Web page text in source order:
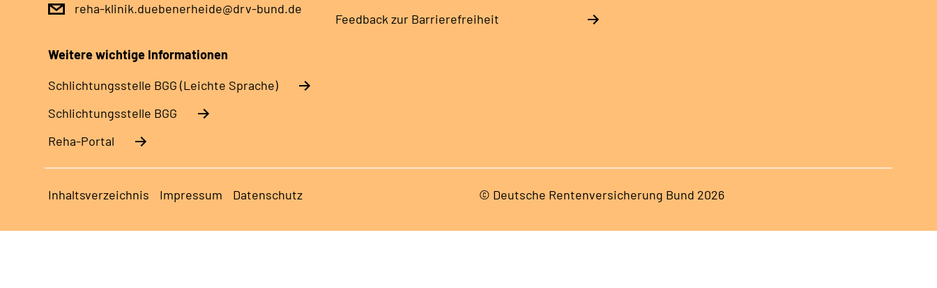
reha-klinik.duebenerheide@drv-bund.de
Feedback zur Barrierefreiheit
Weitere wichtige Informationen
Schlich­tungs­stel­le BGG (Leichte Sprache)
Schlich­tungs­stel­le BGG
Reha-Portal
Inhaltsverzeichnis Impressum Datenschutz © Deutsche Rentenversicherung Bund 2026